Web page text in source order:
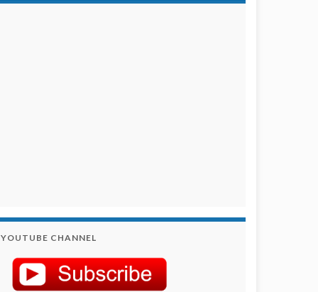
YOUTUBE CHANNEL